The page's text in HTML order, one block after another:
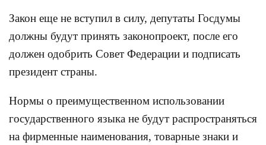
Закон еще не вступил в силу, депутаты Госдумы
должны будут принять законопроект, после его
должен одобрить Совет Федерации и подписать
президент страны.
Нормы о преимущественном использовании
государственного языка не будут распространяться
на фирменные наименования, товарные знаки и